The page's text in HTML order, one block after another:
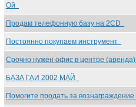
Ой
Продам телефонную базу на 2CD
Постоянно покупаем инструмент
Срочно нужен офис в центре (аренда)
БАЗА ГАИ 2002 МАЙ
Помогите продать за вознаграждение